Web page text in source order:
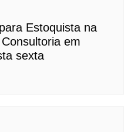
Estoquista na
em
sexta